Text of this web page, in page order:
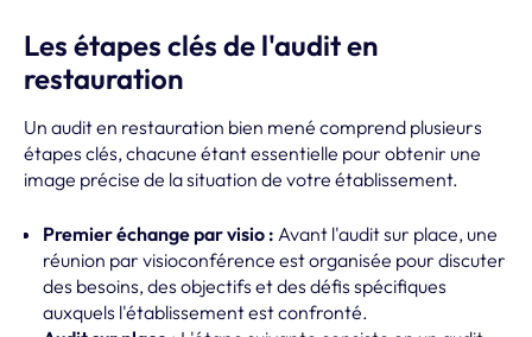
Les étapes clés de l'audit en
restauration
Un audit en restauration bien mené comprend plusieurs
étapes clés, chacune étant essentielle pour obtenir une
image précise de la situation de votre établissement.
Premier échange par visio : Avant l'audit sur place, une
réunion par visioconférence est organisée pour discuter
des besoins, des objectifs et des défis spécifiques
auxquels l'établissement est confronté.